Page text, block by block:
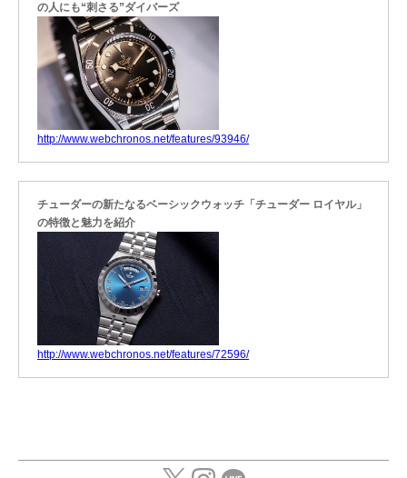
の人にも“刺さる”ダイバーズ
http://www.webchronos.net/features/93946/
チューダーの新たなるベーシックウォッチ「チューダー ロイヤル」
の特徴と魅力を紹介
http://www.webchronos.net/features/72596/